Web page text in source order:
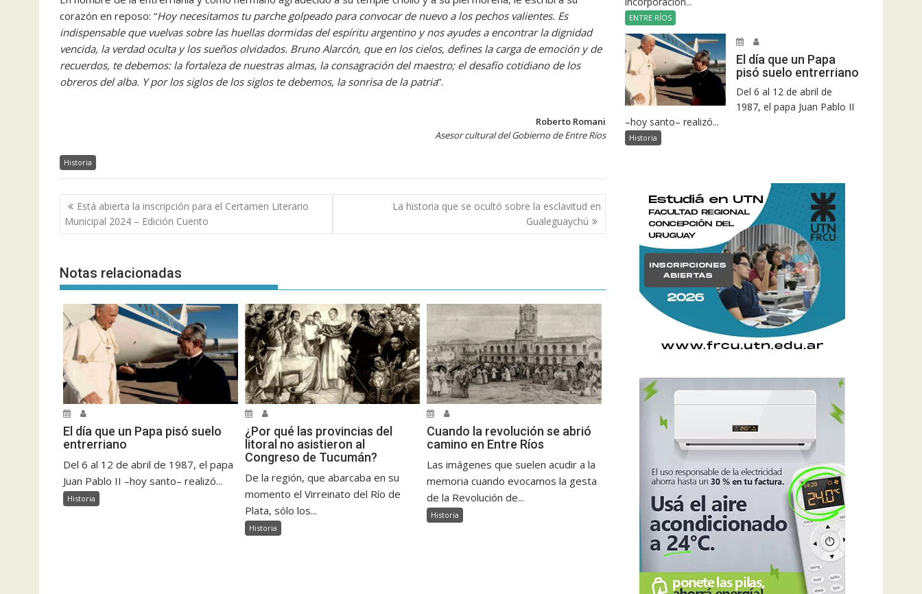
corazón en reposo: “Hoy necesitamos tu parche golpeado para convocar de nuevo a los pechos valientes. Es
indispensable que vuelvas sobre las huellas dormidas del espíritu argentino y nos ayudes a encontrar la dignidad
vencida, la verdad oculta y los sueños olvidados. Bruno Alarcón, que en los cielos, defines la carga de emoción y de
recuerdos, te debemos: la fortaleza de nuestras almas, la consagración del maestro; el desafío cotidiano de los
obreros del alba. Y por los siglos de los siglos te debemos, la sonrisa de la patria”.
Roberto Romani
Asesor cultural del Gobierno de Entre Ríos
Historia
Navegación
de
entradas
Está abierta la inscripción para el Certamen Literario
Municipal 2024 – Edición Cuento
La historia que se ocultó sobre la esclavitud en
Gualeguaychú
Notas relacionadas
El día que un Papa pisó suelo
entrerriano
Del 6 al 12 de abril de 1987, el papa
Juan Pablo II –hoy santo– realizó...
Historia
¿Por qué las provincias del
litoral no asistieron al
Congreso de Tucumán?
De la región, que abarcaba en su
momento el Virreinato del Río de
Plata, sólo los...
Historia
Cuando la revolución se abrió
camino en Entre Ríos
Las imágenes que suelen acudir a la
memoria cuando evocamos la gesta
de la Revolución de...
Historia
ENTRE RÍOS
El día que un Papa
pisó suelo entrerriano
Del 6 al 12 de abril de
1987, el papa Juan Pablo II
–hoy santo– realizó...
Historia